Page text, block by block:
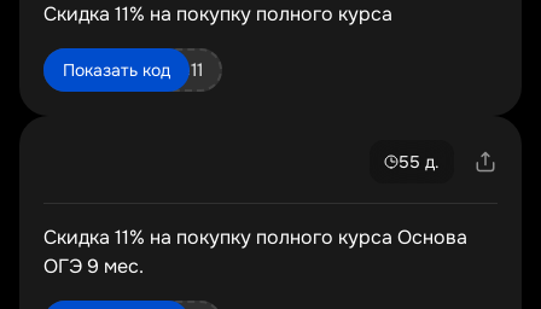
Скидка 11% на покупку полного курса
Показать код
osnova11f_ege11
55 д.
Скидка 11% на покупку полного курса Основа
ОГЭ 9 мес.